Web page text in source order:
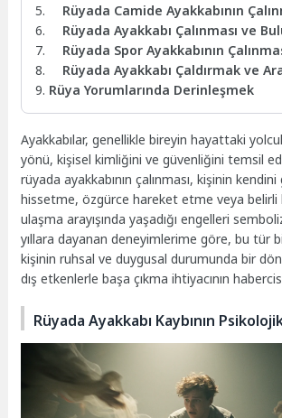
Rüyada Camide Ayakkabının
Rüyada Ayakkabı Çalınması ve
Rüyada Spor Ayakkabının
Rüyada Ayakkabı Çaldırmak ve
Rüya Yorumlarında Derinleşmek
Ayakkabılar, genellikle bireyin hayattaki
yönü, kişisel kimliğini ve güvenliğini temsil
rüyada ayakkabının çalınması, kişinin
hissetme, özgürce hareket etme veya belirli
ulaşma arayışında yaşadığı engelleri
yıllara dayanan deneyimlerime göre, bu tür
kişinin ruhsal ve duygusal durumunda bir
dış etkenlerle başa çıkma ihtiyacının
Rüyada Ayakkabı Kaybının